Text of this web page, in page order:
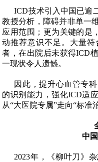
ICD技术引入中国已逾
教授分析，障碍并非单一
应用范围；更为关键的是
动推荐意识不足。大量
者，在出院后未获得ICD
一现状令人遗憾。
因此，提升心血管专
的识别能力，强化ICD适
从“大医院专属”走向“标准
中
2023年，《柳叶刀》